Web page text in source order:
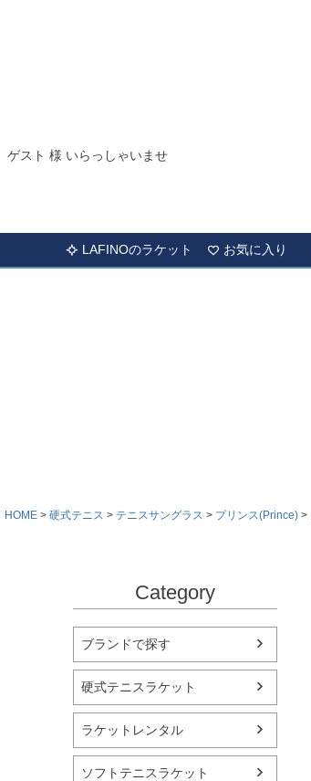
ゲスト 様 いらっしゃいませ
LAFINOのラケット お気に入り
HOME 硬式テニス テニスサングラス プリンス(Prince)
Category
ブランドで探す
硬式テニスラケット
ラケットレンタル
ソフトテニスラケット